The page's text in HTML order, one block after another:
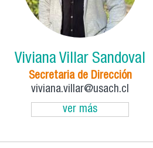
Viviana Villar Sandoval
Secretaria de Dirección
viviana.villar@usach.cl
ver más